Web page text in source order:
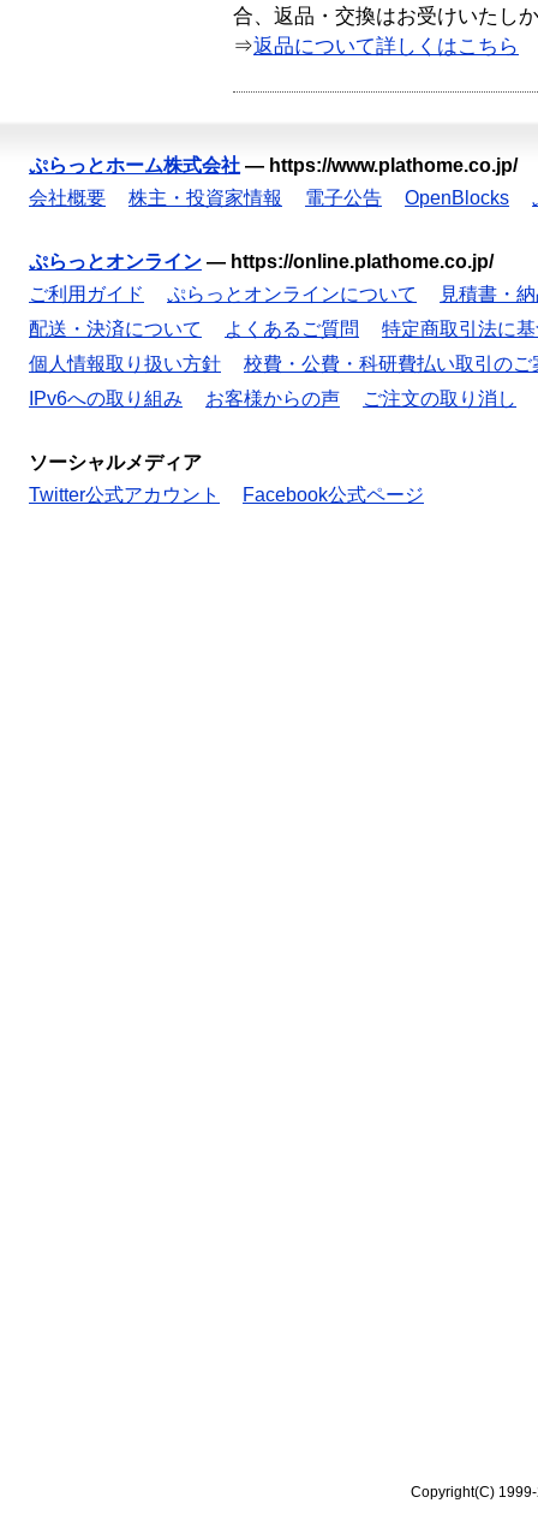
合、返品・交換はお受けいたし
⇒返品について詳しくはこちら
ぷらっとホーム株式会社 — https://www.plathome.co.jp/
会社概要
株主・投資家情報 電子公告 OpenBlocks
ぷらっとオンライン — https://online.plathome.co.jp/
ご利用ガイド
ぷらっとオンラインについて
見積書・
配送・決済について
よくあるご質問
特定商取引法に
個人情報取り扱い方針
校費・公費・科研費払い取引のご
IPv6への取り組み
お客様からの声 ご注文の取り消し
ソーシャルメディア
Twitter公式アカウント
Facebook公式ページ
Copyright(C)